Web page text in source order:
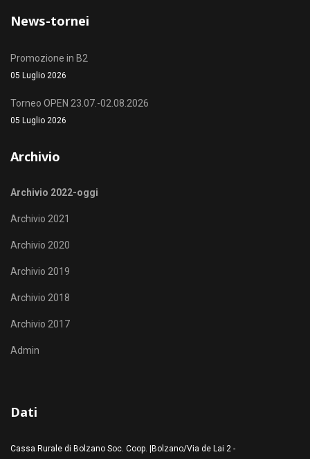
News-tornei
Promozione in B2
05 Luglio 2026
Torneo OPEN 23.07.-02.08.2026
05 Luglio 2026
Archivio
Archivio 2022-oggi
Archivio 2021
Archivio 2020
Archivio 2019
Archivio 2018
Archivio 2017
Admin
Dati
Cassa Rurale di Bolzano Soc. Coop. |Bolzano/Via de Lai 2 -